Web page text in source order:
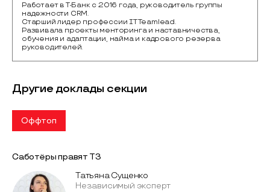
Работает в Т-Банк c 2016 года, руководитель группы
надежности CRM.
Старший лидер профессии IT Teamlead.
Развивала проекты менторинга и наставничества,
обучения и адаптации, найма и кадрового резерва
руководителей.
Другие доклады секции
Оффтоп
Саботёры правят ТЗ
Татьяна Сущенко
Независимый эксперт